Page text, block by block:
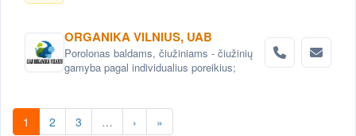
ORGANIKA VILNIUS, UAB
Porolonas baldams, čiužiniams - čiužinių
gamyba pagal individualius poreikius;
1 2 3 … › »